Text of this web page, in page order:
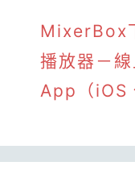
MixerBox
播放器－
App（iOS